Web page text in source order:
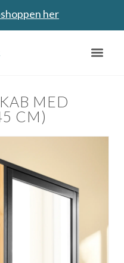
her
MED
CM)